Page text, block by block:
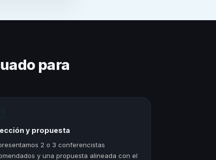
para
y propuesta
2 o 3 conferencistas
y una propuesta alineada con el